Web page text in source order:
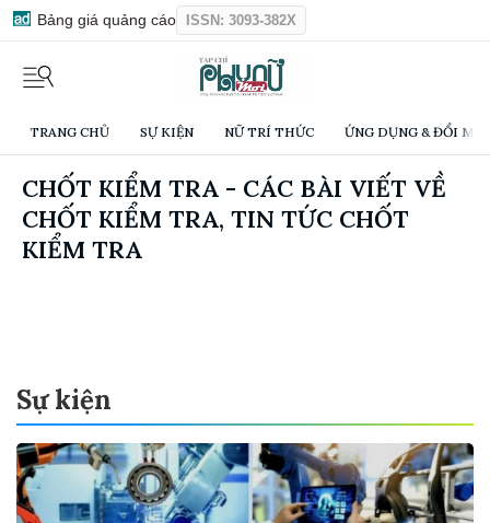
Bảng giá quảng cáo ISSN: 3093-382X
TRANG CHỦ SỰ KIỆN NỮ TRÍ THỨC ỨNG DỤNG & ĐỔI
CHỐT KIỂM TRA - CÁC BÀI VIẾT VỀ
CHỐT KIỂM TRA, TIN TỨC CHỐT
KIỂM TRA
Sự kiện